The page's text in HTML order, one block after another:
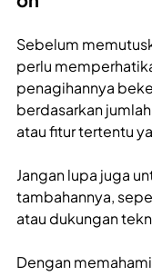
Sebelum
perlu
penagihannya
berdasarkan
atau fitur tertentu
Jangan lupa juga
tambahannya,
atau dukungan
Dengan